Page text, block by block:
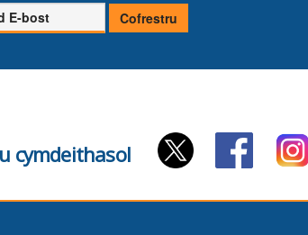
Cofrestru
cymdeithasol